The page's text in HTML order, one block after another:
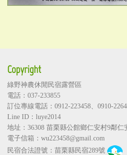
Copyright
綠野神農休閒民宿露營區
電話：037-233855
訂位專線電話： 0912-223458、 0910-
Line ID：luye2014
地址：36308 苗栗縣公館鄉仁安村9鄰仁
電子信箱： wu223458@gmail.com
民宿合法證號：苗栗縣民宿289號